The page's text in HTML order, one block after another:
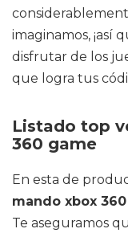
imaginamos, ¡así
disfrutar de los
que logra tus
Listado top
360 game
En esta de
mando xbox
Te aseguramos